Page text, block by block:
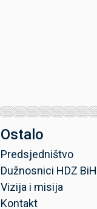
Ostalo
Predsjedništvo
Dužnosnici HDZ BiH
Vizija i misija
Kontakt